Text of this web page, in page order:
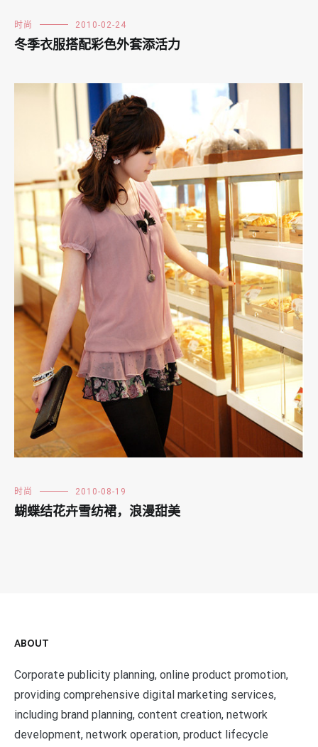
时尚 2010-02-24
冬季衣服搭配彩色外套添活力
时尚 2010-08-19
蝴蝶结花卉雪纺裙，浪漫甜美
ABOUT
Corporate publicity planning, online product promotion,
providing comprehensive digital marketing services,
including brand planning, content creation, network
development, network operation, product lifecycle